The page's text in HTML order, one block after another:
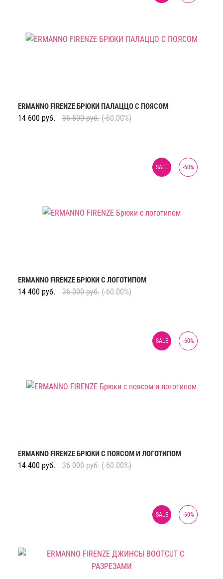
ERMANNO FIRENZE БРЮКИ ПАЛАЦЦО С ПОЯСОМ
14 600 руб. 36 500 руб. (-60.00%)
-60%
SALE
ERMANNO FIRENZE БРЮКИ С ЛОГОТИПОМ
14 400 руб. 36 000 руб. (-60.00%)
-60%
SALE
ERMANNO FIRENZE БРЮКИ С ПОЯСОМ И ЛОГОТИПОМ
14 400 руб. 36 000 руб. (-60.00%)
-60%
SALE